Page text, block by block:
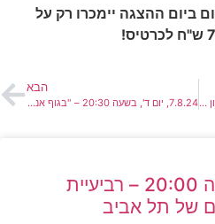
ביום ההצגה יימכרו רק על
9.8.24, יום ו', בשעה 22:00 – גבע אלון בהופעה!
הבא
7.8.24, יום ד', בשעה 20:30 – "בגוף אני מבינה"
23.4.26, בשעה 20:00 – רביעיית
של תל אביב